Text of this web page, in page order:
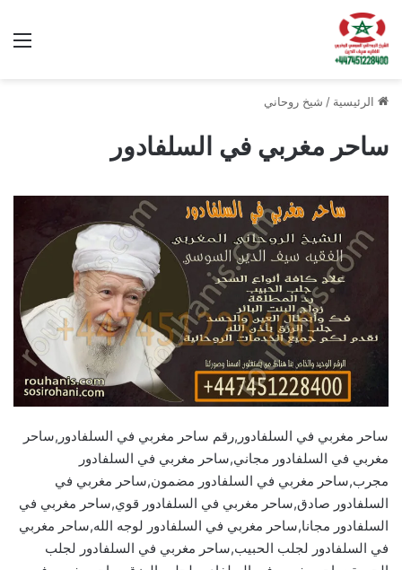
الرئيسية / شيخ روحاني
ساحر مغربي في السلفادور
ساحر مغربي في السلفادور,رقم ساحر مغربي في السلفادور,ساحر
مغربي في السلفادور مجاني,ساحر مغربي في السلفادور
مجرب,ساحر مغربي في السلفادور مضمون,ساحر مغربي في
السلفادور صادق,ساحر مغربي في السلفادور قوي,ساحر مغربي في
السلفادور مجانا,ساحر مغربي في السلفادور لوجه الله,ساحر مغربي
في السلفادور لجلب الحبيب,ساحر مغربي في السلفادور لجلب